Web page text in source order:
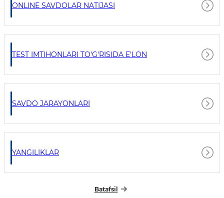
ONLINE SAVDOLAR NATIJASI
TEST IMTIHONLARI TO'G'RISIDA E'LON
SAVDO JARAYONLARI
YANGILIKLAR
Batafsil